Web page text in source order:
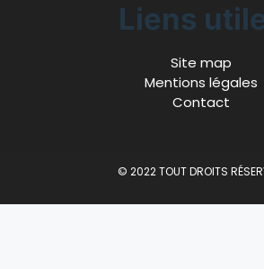
Liens
Site map
Mentions légales
Contact
© 2022 TOUT DROITS